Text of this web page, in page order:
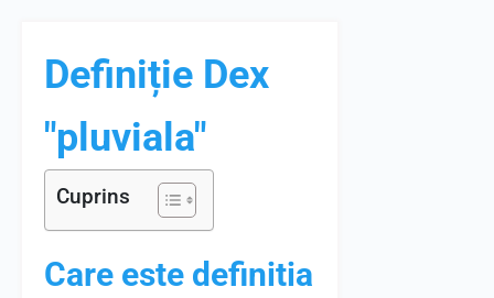
Definiție Dex
"pluviala"
Cuprins
Care este definitia